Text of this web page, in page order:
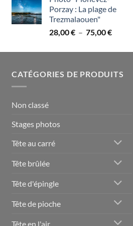
28,00 €
75,00 €
Porzay : La plage de
Trezmalaouen"
28,00€ – 75,00€Plage
prix :
à
CATÉGORIES DE PRODUITS
Non classé
Stages photos
Tête au carré
Tête brûlée
Tête d'épingle
Tête de pioche
Tête en l'air